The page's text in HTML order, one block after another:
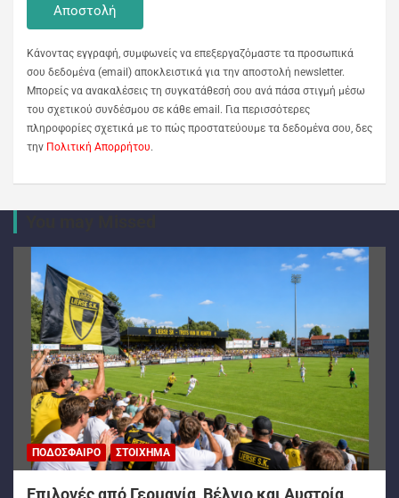
Κάνοντας εγγραφή, συμφωνείς να επεξεργαζόμαστε τα προσωπικά
σου δεδομένα (email) αποκλειστικά για την αποστολή newsletter.
Μπορείς να ανακαλέσεις τη συγκατάθεσή σου ανά πάσα στιγμή μέσω
του σχετικού συνδέσμου σε κάθε email. Για περισσότερες
πληροφορίες σχετικά με το πώς προστατεύουμε τα δεδομένα σου, δες
την Πολιτική Απορρήτου.
ΠΟΔΌΣΦΑΙΡΟ ΣΤΟΊΧΗΜΑ
Επιλογές από Γερμανία, Βέλγιο και Αυστρία